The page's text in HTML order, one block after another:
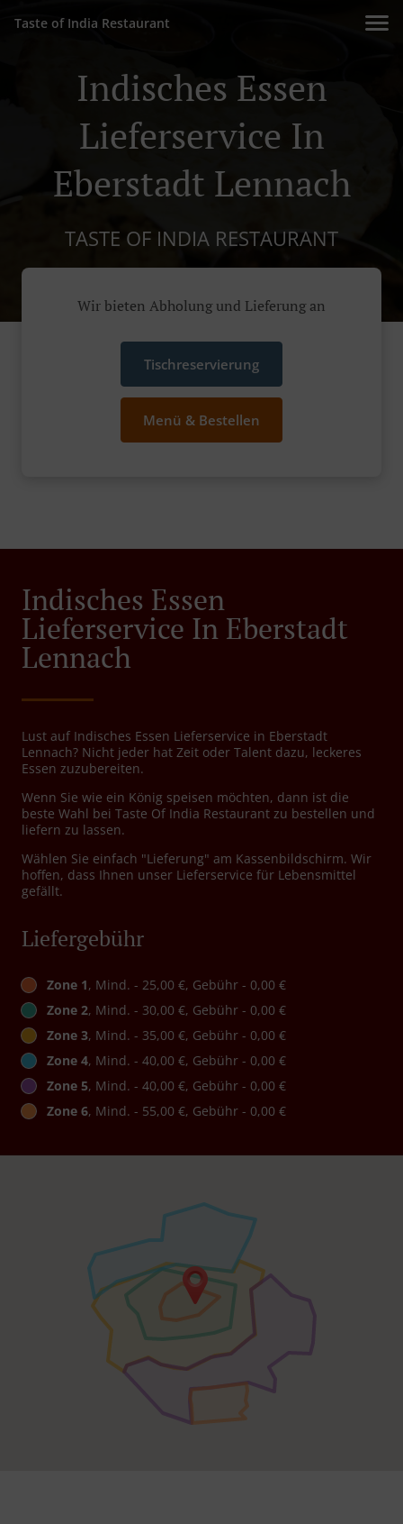
Taste of India Restaurant
Indisches Essen
Lieferservice In
Eberstadt Lennach
TASTE OF INDIA RESTAURANT
Wir bieten Abholung und Lieferung an
Tischreservierung
Menü & Bestellen
Indisches Essen
Lieferservice In Eberstadt
Lennach
Lust auf Indisches Essen Lieferservice in Eberstadt
Lennach? Nicht jeder hat Zeit oder Talent dazu, leckeres
Essen zuzubereiten.
Wenn Sie wie ein König speisen möchten, dann ist die
beste Wahl bei Taste Of India Restaurant zu bestellen und
liefern zu lassen.
Wählen Sie einfach "Lieferung" am Kassenbildschirm. Wir
hoffen, dass Ihnen unser Lieferservice für Lebensmittel
gefällt.
Liefergebühr
Zone 1, Mind. - 25,00 €, Gebühr - 0,00 €
Zone 2, Mind. - 30,00 €, Gebühr - 0,00 €
Zone 3, Mind. - 35,00 €, Gebühr - 0,00 €
Zone 4, Mind. - 40,00 €, Gebühr - 0,00 €
Zone 5, Mind. - 40,00 €, Gebühr - 0,00 €
Zone 6, Mind. - 55,00 €, Gebühr - 0,00 €